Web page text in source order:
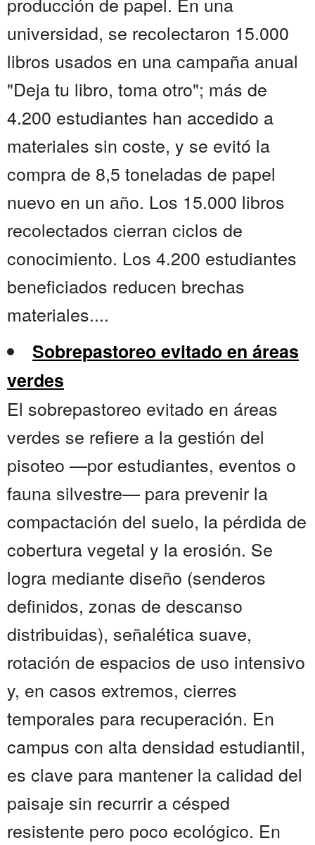
universidad, se recolectaron 15.000
libros usados en una campaña anual
"Deja tu libro, toma otro"; más de
4.200 estudiantes han accedido a
materiales sin coste, y se evitó la
compra de 8,5 toneladas de papel
nuevo en un año. Los 15.000 libros
recolectados cierran ciclos de
conocimiento. Los 4.200 estudiantes
beneficiados reducen brechas
materiales....
Sobrepastoreo evitado en áreas
verdes
El sobrepastoreo evitado en áreas
verdes se refiere a la gestión del
pisoteo —por estudiantes, eventos o
fauna silvestre— para prevenir la
compactación del suelo, la pérdida de
cobertura vegetal y la erosión. Se
logra mediante diseño (senderos
definidos, zonas de descanso
distribuidas), señalética suave,
rotación de espacios de uso intensivo
y, en casos extremos, cierres
temporales para recuperación. En
campus con alta densidad estudiantil,
es clave para mantener la calidad del
paisaje sin recurrir a césped
resistente pero poco ecológico. En